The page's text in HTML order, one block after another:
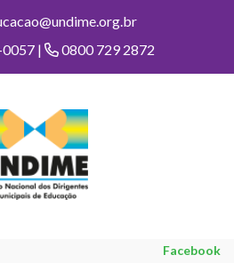
|
0800 729 2872
Facebook